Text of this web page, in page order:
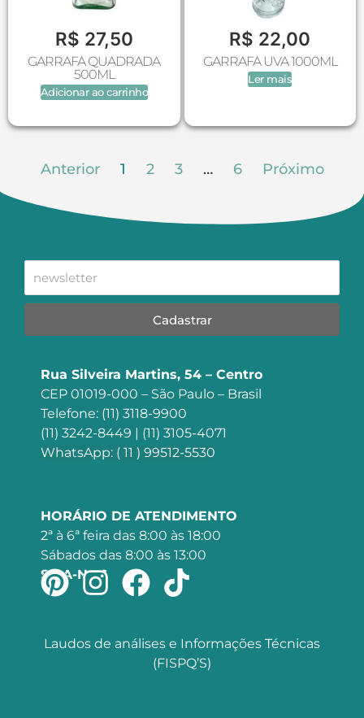
R$ 27,50
GARRAFA QUADRADA
500ML
Adicionar ao carrinho
R$ 22,00
GARRAFA UVA 1000ML
Ler mais
Anterior 1 2 3 … 6 Próximo
Cadastrar
Rua Silveira Martins, 54 – Centro
CEP 01019-000 – São Paulo – Brasil
Telefone: (11) 3118-9900
(11) 3242-8449 | (11) 3105-4071
WhatsApp: ( 11 ) 99512-5530
HORÁRIO DE ATENDIMENTO
2ª à 6ª feira das 8:00 às 18:00
Sábados das 8:00 às 13:00
SIGA-NOS
Laudos de análises e Informações Técnicas
(FISPQ’S)